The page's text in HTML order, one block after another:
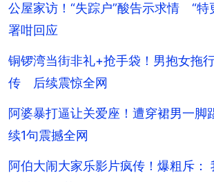
公屋家访！“失踪户”酸告示求情 “
署咁回应
铜锣湾当街非礼+抢手袋！男抱女拖
传 后续震惊全网
阿婆暴打逼让关爱座！遭穿裙男一
续1句震撼全网
阿伯大闹大家乐影片疯传！爆粗斥